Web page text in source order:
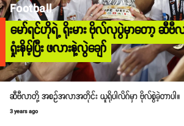
Football
မော်ရင်ဟိုရဲ့ ရိုးမား ဗိုလ်လုပွဲမှာတော့ ဆီ
ရှုံးနိမ့်ပြီး ဖလားနဲ့လွဲချော်
ဆီဗီလာတို့ အစဥ်အလာအတိုင်း ယူရိုပါလိဂ်မှာ ဗိုလ်စွဲခဲ့တာပါ။
3 years ago